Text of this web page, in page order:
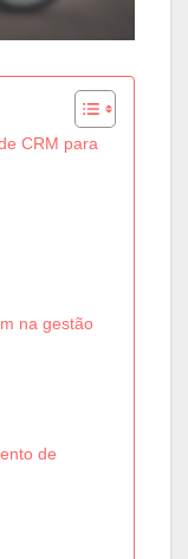
CRM para
na gestão
de